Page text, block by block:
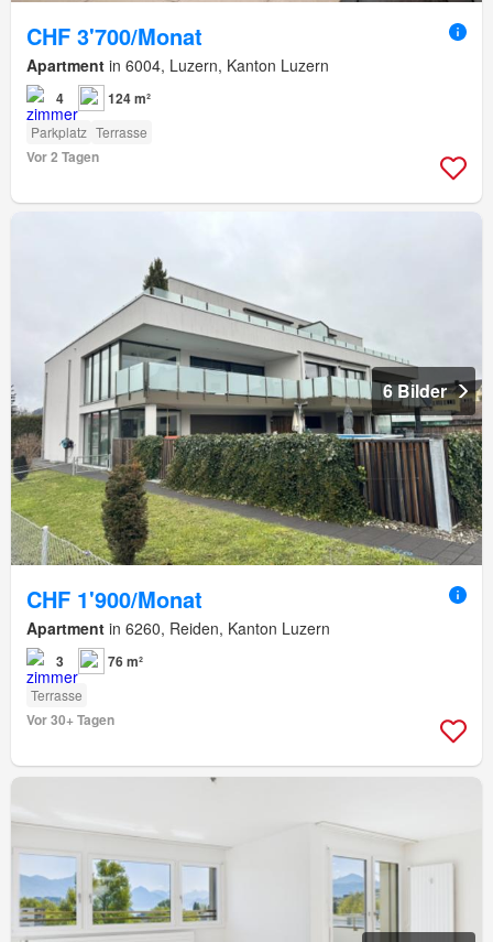
CHF 3'700/Monat
Apartment in 6004, Luzern, Kanton Luzern
4 124 m²
Parkplatz Terrasse
Vor 2 Tagen
6 Bilder
CHF 1'900/Monat
Apartment in 6260, Reiden, Kanton Luzern
3 76 m²
Terrasse
Vor 30+ Tagen